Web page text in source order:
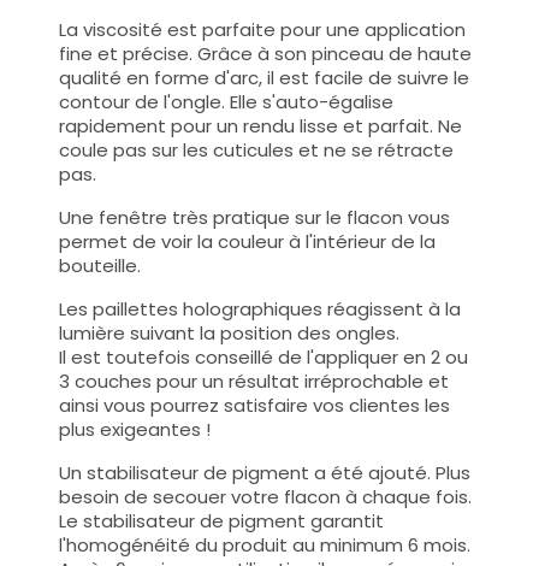
La viscosité est parfaite pour une application
fine et précise. Grâce à son pinceau de haute
qualité en forme d'arc, il est facile de suivre le
contour de l'ongle. Elle s'auto-égalise
rapidement pour un rendu lisse et parfait. Ne
coule pas sur les cuticules et ne se rétracte
pas.
Une fenêtre très pratique sur le flacon vous
permet de voir la couleur à l'intérieur de la
bouteille.
Les paillettes holographiques réagissent à la
lumière suivant la position des ongles.
Il est toutefois conseillé de l'appliquer en 2 ou
3 couches pour un résultat irréprochable et
ainsi vous pourrez satisfaire vos clientes les
plus exigeantes !
Un stabilisateur de pigment a été ajouté. Plus
besoin de secouer votre flacon à chaque fois.
Le stabilisateur de pigment garantit
l'homogénéité du produit au minimum 6 mois.